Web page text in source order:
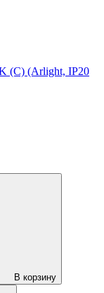
(C) (Arlight, IP20
В корзину